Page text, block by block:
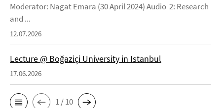
Moderator: Nagat Emara (30 April 2024) Audio 2: Research
and ...
12.07.2026
Lecture @ Boğaziçi University in Istanbul
17.06.2026
1 / 10